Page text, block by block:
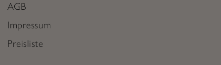
AGB
Impressum
Preisliste